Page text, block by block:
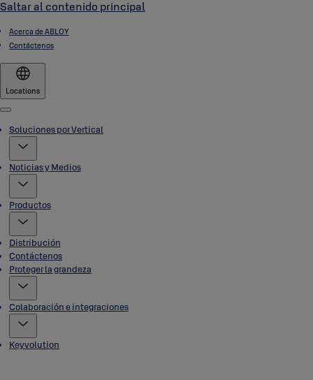
Saltar al contenido principal
Acerca de ABLOY
Contáctenos
Locations
Menu
Soluciones por Vertical
Noticias y Medios
Productos
Distribución
Contáctenos
Proteger la grandeza
Colaboración e integraciones
Keyvolution